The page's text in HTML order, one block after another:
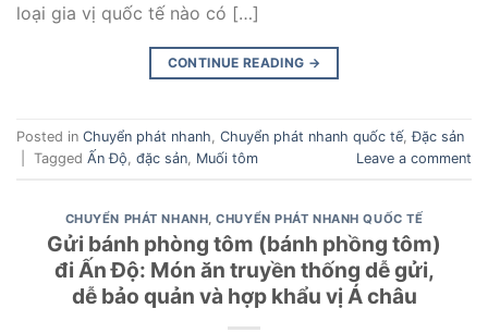
loại gia vị quốc tế nào có […]
CONTINUE READING →
Posted in Chuyển phát nhanh, Chuyển phát nhanh quốc tế,Đặc sản
Tagged Ấn Độ, đặc sản, Muối tôm Leave a comment
CHUYỂN PHÁT NHANH,CHUYỂN PHÁT NHANH QUỐC TẾ
Gửi bánh phòng tôm (bánh phồng tôm)
đi Ấn Độ: Món ăn truyền thống dễ gửi,
dễ bảo quản và hợp khẩu vị Á châu